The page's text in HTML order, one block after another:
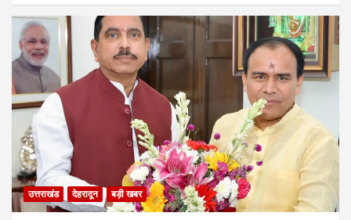
उत्तराखंड देहरादून बड़ी खबर